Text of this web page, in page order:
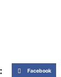
Facebook